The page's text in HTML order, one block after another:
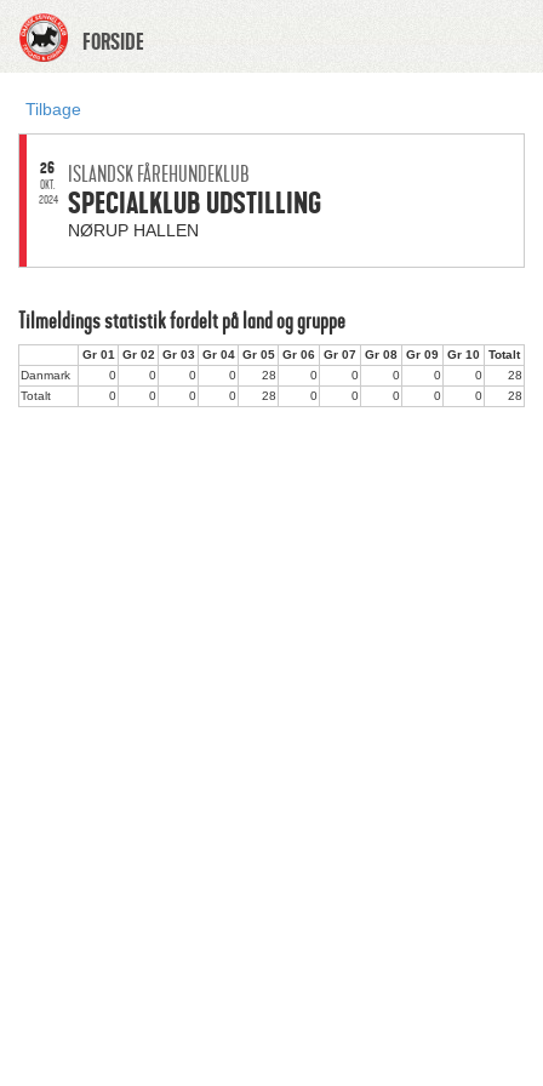
FORSIDE
Tilbage
26
OKT.
2024
ISLANDSK FÅREHUNDEKLUB
SPECIALKLUB UDSTILLING
NØRUP HALLEN
Tilmeldings statistik fordelt på land og gruppe
Gr 01 Gr 02 Gr 03 Gr 04 Gr 05 Gr 06 Gr 07 Gr 08 Gr 09 Gr 10
Totalt
Danmark
0 0 0 0 28 0 0 0 0 0
28
Totalt
0 0 0 0 28 0 0 0 0 0 28